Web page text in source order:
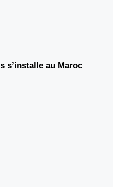
s’installe au Maroc